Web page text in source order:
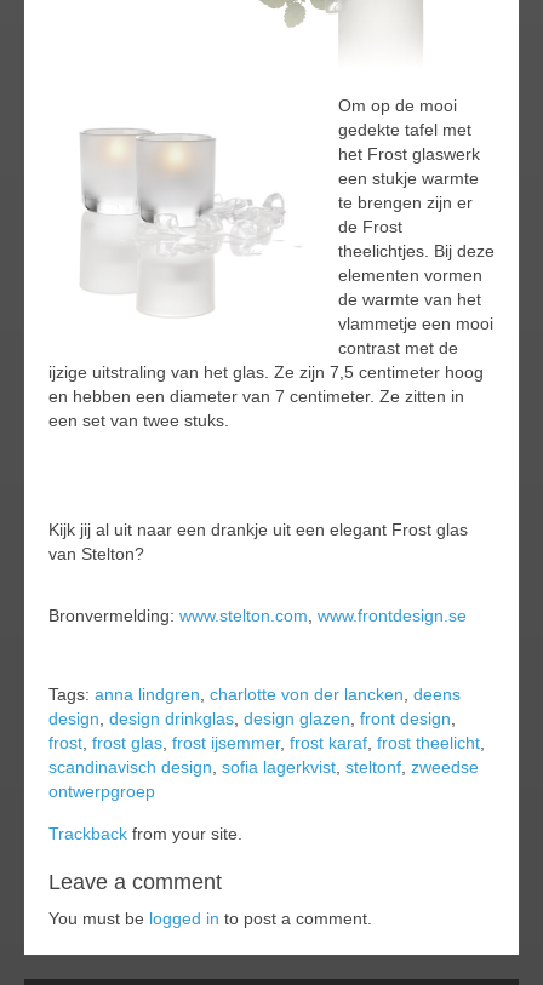
Om op de mooi
gedekte tafel met
het Frost glaswerk
een stukje warmte
te brengen zijn er
de Frost
theelichtjes. Bij deze
elementen vormen
de warmte van het
vlammetje een mooi
contrast met de
ijzige uitstraling van het glas. Ze zijn 7,5 centimeter hoog
en hebben een diameter van 7 centimeter. Ze zitten in
een set van twee stuks.
Kijk jij al uit naar een drankje uit een elegant Frost glas
van Stelton?
Bronvermelding: www.stelton.com www.frontdesign.se
Tags: anna lindgren charlotte von der lancken deens
design design drinkglas design glazen front design
frost frost glas frost ijsemmer, frost karaf frost theelicht
scandinavisch design sofia lagerkvist steltonf zweedse
ontwerpgroep
Trackback from your site.
Leave a comment
You must be logged in to post a comment.